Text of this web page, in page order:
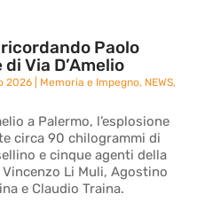
Paolo
Via D’Amelio
2026 Memoria e Impegno, NEWS,
a Palermo, l’esplosione
circa 90 chilogrammi di
e cinque agenti della
Li Muli, Agostino
e Claudio Traina.